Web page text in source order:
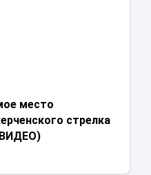
место
стрелка